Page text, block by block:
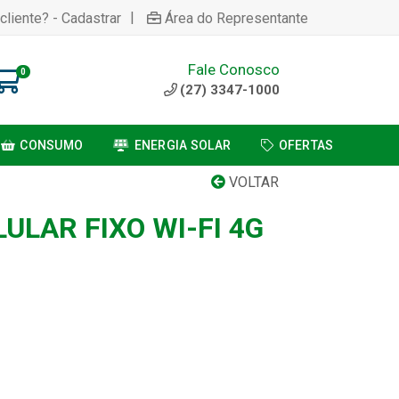
- Cadastrar | Área do Representante
0 Fale Conosco
(27) 3347-1000
CONSUMO ENERGIA SOLAR OFERTAS
VOLTAR
FIXO WI-FI 4G